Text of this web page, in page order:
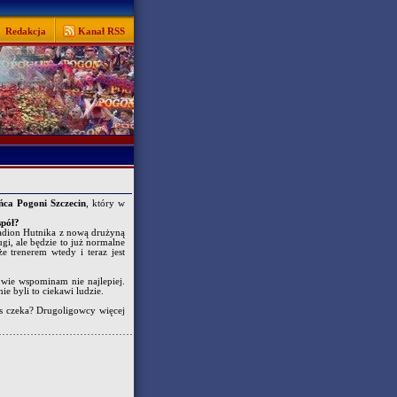
Redakcja Kanał RSS
Pogoni Szczecin , który w
Hutnika z nową drużyną
ale będzie to już normalne
trenerem wtedy i teraz jest
wspominam nie najlepiej.
byli to ciekawi ludzie.
czeka? Drugoligowcy więcej